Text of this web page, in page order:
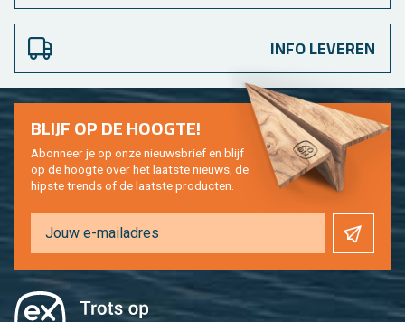
INFO LEVEREN
BLIJF OP DE HOOG­TE!
Abon­neer je op onze nieuws­brief en blijf
op de hoog­te over het laat­ste nieuws, de
hip­s­te trends of de laat­ste pro­duc­ten.